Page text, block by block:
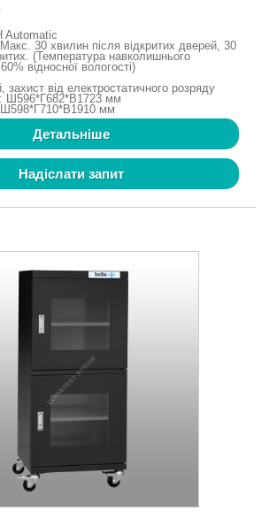
Automatic
30 хвилин після відкритих дверей, 30
(Температура навколишнього
відносної вологості)
захист від електростатичного розряду
Ш596*Г682*В1723 мм
Ш598*Г710*В1910 мм
Детальніше
Надіслати запит